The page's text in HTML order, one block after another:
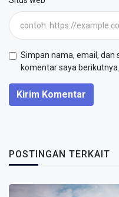
Simpan nama, email, dan
komentar saya berikutnya.
Kirim Komentar
POSTINGAN TERKAIT